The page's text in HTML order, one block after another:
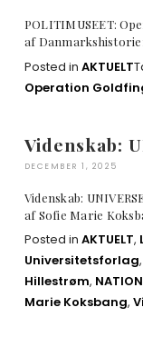
POLITIMUSEET:
af
Posted in AKTUELT
Operation
Videnskab:
DECEMBER 1, 2025
Videnskab:
af Sofie Marie
Posted in AKTUELT,
Universitetsforlag,
Hillestrøm,
Marie Koksbang,